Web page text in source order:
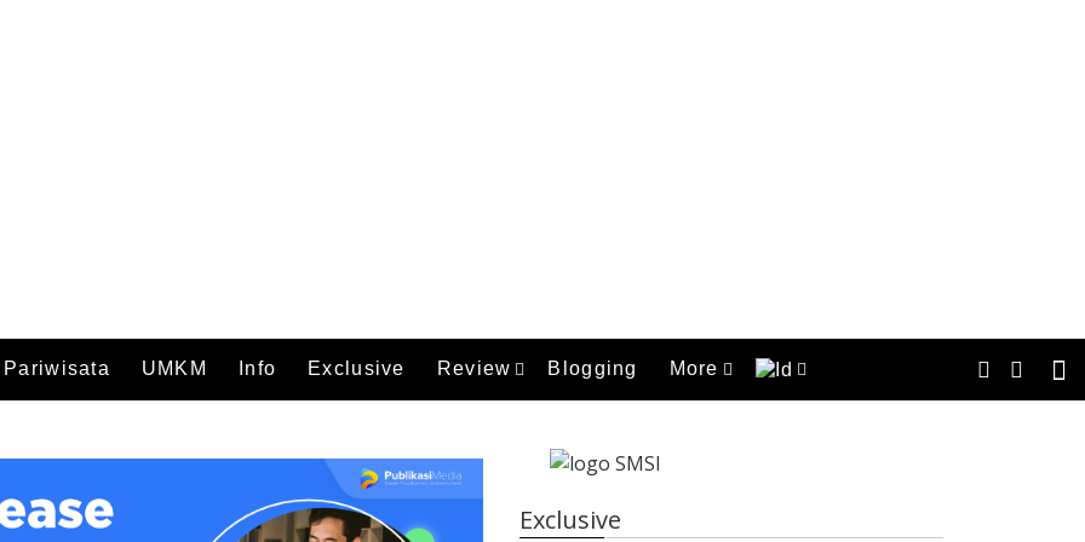
Pariwisata UMKM Info Exclusive Review Blogging More
Exclusive